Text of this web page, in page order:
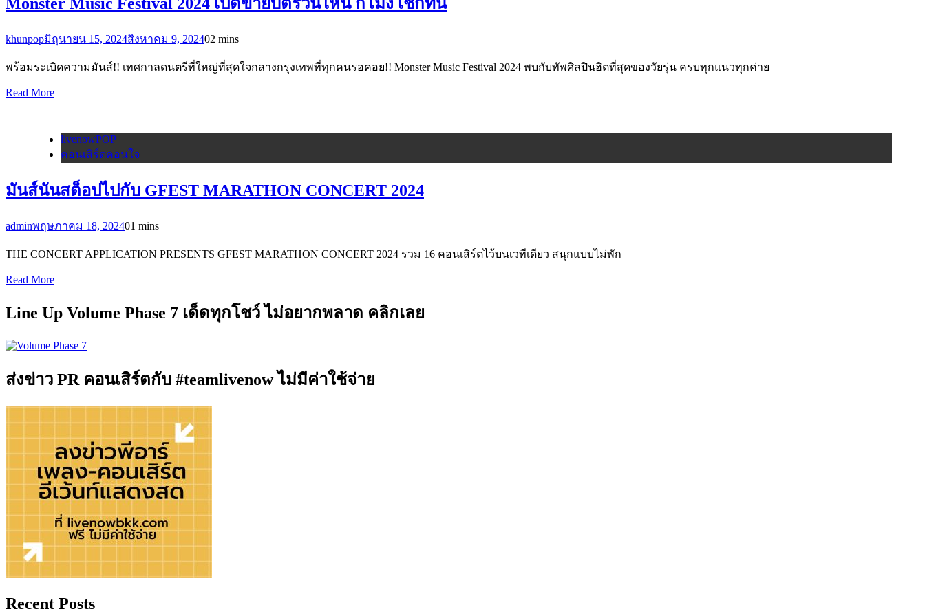
khunpopมิถุนายน 15, 2024สิงหาคม 9, 202402 mins
พร้อมระเบิดความมันส์!! เทศกาลดนตรีที่ใหญ่ที่สุดใจกลางกรุงเทพที่ทุกคนรอคอย!! Monster Music Festival 2024 พบกับทัพศิลปินฮิตที่สุดของวัยรุ่น ครบทุกแนวทุกค่าย
Read More
livenowPOP
คอนเสิร์ตคอนใจ
มันส์นันสต็อปไปกับ GFEST MARATHON CONCERT 2024
adminพฤษภาคม 18, 202401 mins
THE CONCERT APPLICATION PRESENTS GFEST MARATHON CONCERT 2024 รวม 16 คอนเสิร์ตไว้บนเวทีเดียว สนุกแบบไม่พัก
Read More
Line Up Volume Phase 7 เด็ดทุกโชว์ ไม่อยากพลาด คลิกเลย
ส่งข่าว PR คอนเสิร์ตกับ #teamlivenow ไม่มีค่าใช้จ่าย
Recent Posts